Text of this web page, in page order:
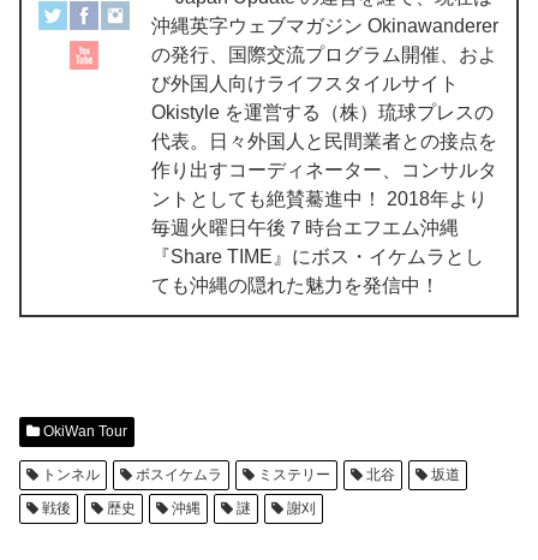
沖縄英字ウェブマガジン Okinawanderer
の発行、国際交流プログラム開催、およ
び外国人向けライフスタイルサイト
Okistyle を運営する（株）琉球プレスの
代表。日々外国人と民間業者との接点を
作り出すコーディネーター、コンサルタ
ントとしても絶賛驀進中！ 2018年より
毎週火曜日午後７時台エフエム沖縄
『Share TIME』にボス・イケムラとし
ても沖縄の隠れた魅力を発信中！
OkiWan Tour
トンネル ボスイケムラ ミステリー 北谷
坂道
戦後
歴史 沖縄 謎 謝刈